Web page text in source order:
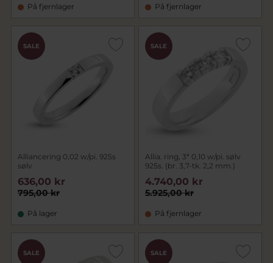
På fjernlager På fjernlager
SALE
Alliancering 0,02 w/pi. 925s
sølv
795,00 kr
636,00 kr
På lager
SALE
Allia. ring, 3* 0,10 w/pi. sølv
925s. (br. 3,7-tk. 2,2 mm.)
5.925,00 kr
4.740,00 kr
På fjernlager
SALE SALE